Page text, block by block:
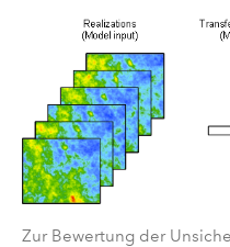
Zur Bewertung der